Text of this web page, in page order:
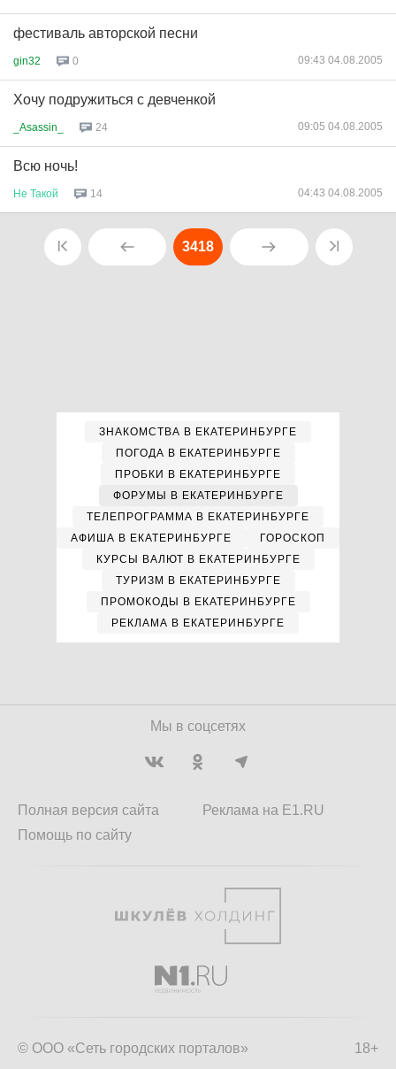
фестиваль авторской песни
gin32 0 09:43 04.08.2005
Хочу подружиться с девченкой
_Asassin_ 24 09:05 04.08.2005
Всю ночь!
Не Такой 14 04:43 04.08.2005
3418
ЗНАКОМСТВА В ЕКАТЕРИНБУРГЕ
ПОГОДА В ЕКАТЕРИНБУРГЕ
ПРОБКИ В ЕКАТЕРИНБУРГЕ
ФОРУМЫ В ЕКАТЕРИНБУРГЕ
ТЕЛЕПРОГРАММА В ЕКАТЕРИНБУРГЕ
АФИША В ЕКАТЕРИНБУРГЕ
ГОРОСКОП
КУРСЫ ВАЛЮТ В ЕКАТЕРИНБУРГЕ
ТУРИЗМ В ЕКАТЕРИНБУРГЕ
ПРОМОКОДЫ В ЕКАТЕРИНБУРГЕ
РЕКЛАМА В ЕКАТЕРИНБУРГЕ
Мы в соцсетях
Полная версия сайта
Помощь по сайту
Реклама на E1.RU
18+
© ООО «Сеть городских порталов»